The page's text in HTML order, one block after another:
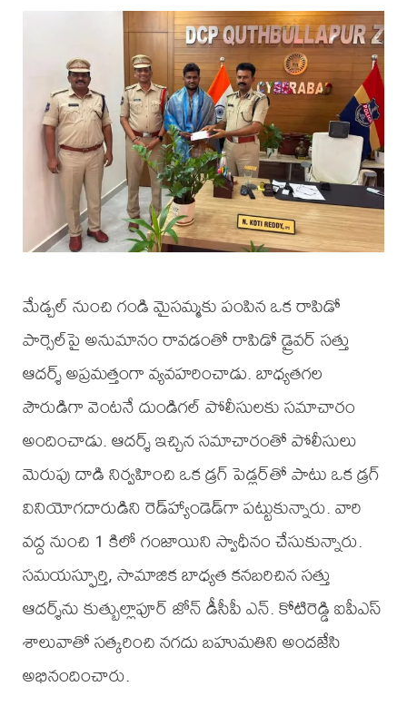
మేడ్చల్ నుంచి గండి మైసమ్మకు పంపిన ఒక రాపిడో
పార్సెల్‌పై అనుమానం రావడంతో రాపిడో డ్రైవర్ సత్తు
ఆదర్శ్ అప్రమత్తంగా వ్యవహరించాడు. బాధ్యతగల
పౌరుడిగా వెంటనే దుండిగల్ పోలీసులకు సమాచారం
అందించాడు. ఆదర్శ్ ఇచ్చిన సమాచారంతో పోలీసులు
మెరుపు దాడి నిర్వహించి ఒక డ్రగ్ పెడ్లర్‌తో పాటు ఒక డ్రగ్
వినియోగదారుడిని రెడ్‌హ్యాండెడ్‌గా పట్టుకున్నారు. వారి
వద్ద నుంచి 1 కిలో గంజాయిని స్వాధీనం చేసుకున్నారు.
సమయస్ఫూర్తి, సామాజిక బాధ్యత కనబరిచిన సత్తు
ఆదర్శ్‌ను కుత్బుల్లాపూర్ జోన్ డీసీపీ ఎన్. కోటిరెడ్డి ఐపీఎస్
శాలువాతో సత్కరించి నగదు బహుమతిని అందజేసి
అభినందించారు.